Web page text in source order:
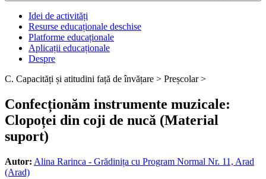
Idei de activități
Resurse educaționale deschise
Platforme educaționale
Aplicații educaționale
Despre
C. Capacități și atitudini față de învățare > Preșcolar >
Confecționăm instrumente muzicale:
Clopoței din coji de nucă (Material
suport)
Autor: Alina Rarinca - Grădinița cu Program Normal Nr. 11, Arad
(Arad)